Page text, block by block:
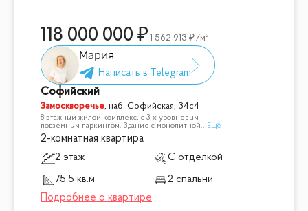
118 000 000 1 562 913 /м²
Мария
Софийский
Замоскворечье,наб. Софийская, 34с4
8 этажный жилой комплекс, с 3-х уровневым
подземным паркингом. Здание с монолитной... Ещё
2-комнатная квартира
2 этаж
С отделкой
75.5 кв.м
2 спальни